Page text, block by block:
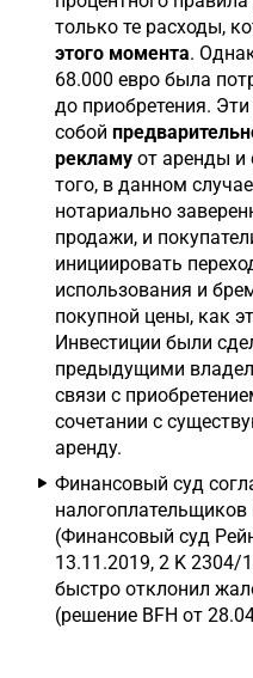
только те расходы,
этого момента.
68.000 евро была
до приобретения.
собой
рекламу от аренды и
того, в данном
нотариально
продажи, и
инициировать
использования и
покупной цены, как
Инвестиции были
предыдущими
связи с
сочетании с
аренду.
Финансовый суд
налогоплательщиков
(Финансовый суд
13.11.2019, 2 K
быстро отклонил
(решение BFH от